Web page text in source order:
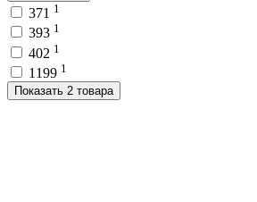
371 1
393 1
402 1
1199 1
Показать 2 товара